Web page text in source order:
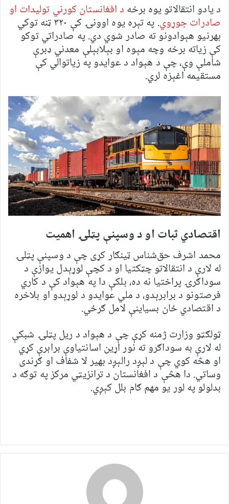
د یادو انتقالاتو یوه برخه د افغانستان کورني تولیدات او
صادرات جوړوي . په تېره یوه اوونۍ کې ۳۲۰ ټنه توکي
بهرنیو هېوادونو ته صادر شوي دي. په صادراتي توکو
کې زیاته برخه وچه مېوه او بېلابېلې معدني ډبرې
شاملې وې، چې د هېواد د عوایدو په زیاتوالي کې
مستقیمه اغېزه لري.
اقتصادي ثبات او د وسپنې پټلۍ اهمیت
محمد اشرف حق‌شناس ټینګار کړی چې د وسپنې پټلۍ
له لارې د انتقالاتو چټکتیا او د کچې لوړېدل یوازې د
سوداګرۍ پراختیا نه ده، بلکې دا په هېواد کې د کاري
فرصتونو د برابرېدو، د ملي عوایدو د لوړېدو او بلاخره
د اقتصادي ځان بسیاینې لامل ګرځي.
ټولګټو وزارت ژمنه کړې چې د هېواد د ریل پټلۍ شبکې
له لارې به سوداګرو ته نور اړین اسانتیاوې برابرې کړي
او هڅه کوي چې د لېږد رالېږد بهیر لا شفاف او ګړندی
وساتي. دا هڅې د افغانستان د ترانزیټي مرکز په توګه د
بدلولو په لور یو مهم ګام بلل کېږي.